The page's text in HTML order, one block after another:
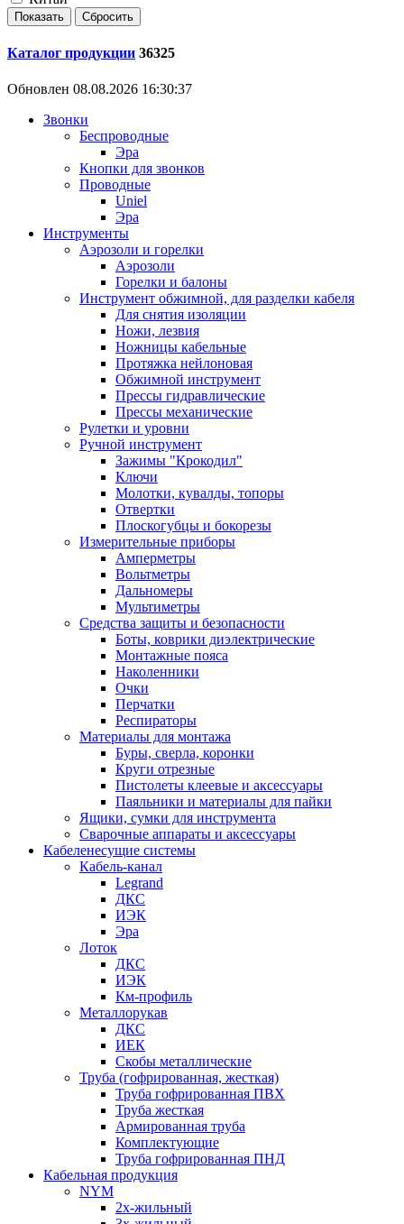
Каталог продукции 36325
Обновлен 08.08.2026 16:30:37
Звонки
Беспроводные
Эра
Кнопки для звонков
Проводные
Uniel
Эра
Инструменты
Аэрозоли и горелки
Аэрозоли
Горелки и балоны
Инструмент обжимной, для разделки кабеля
Для снятия изоляции
Ножи, лезвия
Ножницы кабельные
Протяжка нейлоновая
Обжимной инструмент
Прессы гидравлические
Прессы механические
Рулетки и уровни
Ручной инструмент
Зажимы "Крокодил"
Ключи
Молотки, кувалды, топоры
Отвертки
Плоскогубцы и бокорезы
Измерительные приборы
Амперметры
Вольтметры
Дальномеры
Мультиметры
Средства защиты и безопасности
Боты, коврики диэлектрические
Монтажные пояса
Наколенники
Очки
Перчатки
Респираторы
Материалы для монтажа
Буры, сверла, коронки
Круги отрезные
Пистолеты клеевые и аксессуары
Паяльники и материалы для пайки
Ящики, сумки для инструмента
Сварочные аппараты и аксессуары
Кабеленесущие системы
Кабель-канал
Legrand
ДКС
ИЭК
Эра
Лоток
ДКС
ИЭК
Км-профиль
Металлорукав
ДКС
ИЕК
Скобы металлические
Труба (гофрированная, жесткая)
Труба гофрированная ПВХ
Труба жесткая
Армированная труба
Комплектующие
Труба гофрированная ПНД
Кабельная продукция
NYM
2х-жильный